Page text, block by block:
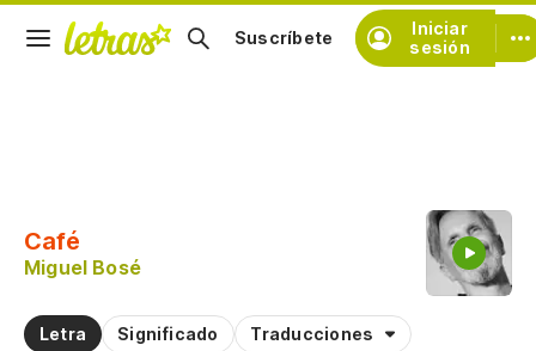
Iniciar
sesión
Suscríbete
Café
Miguel Bosé
Letra Significado Traducciones